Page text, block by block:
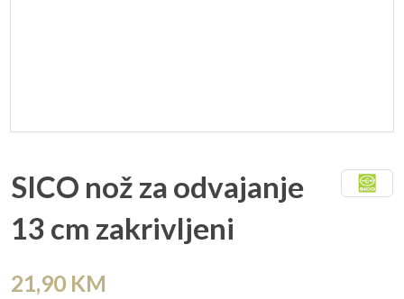
SICO nož za odvajanje
13 cm zakrivljeni
21,90 KM